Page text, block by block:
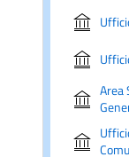
Area